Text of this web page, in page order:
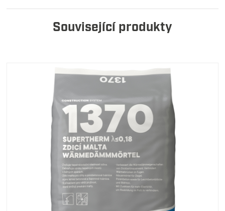
Související produkty